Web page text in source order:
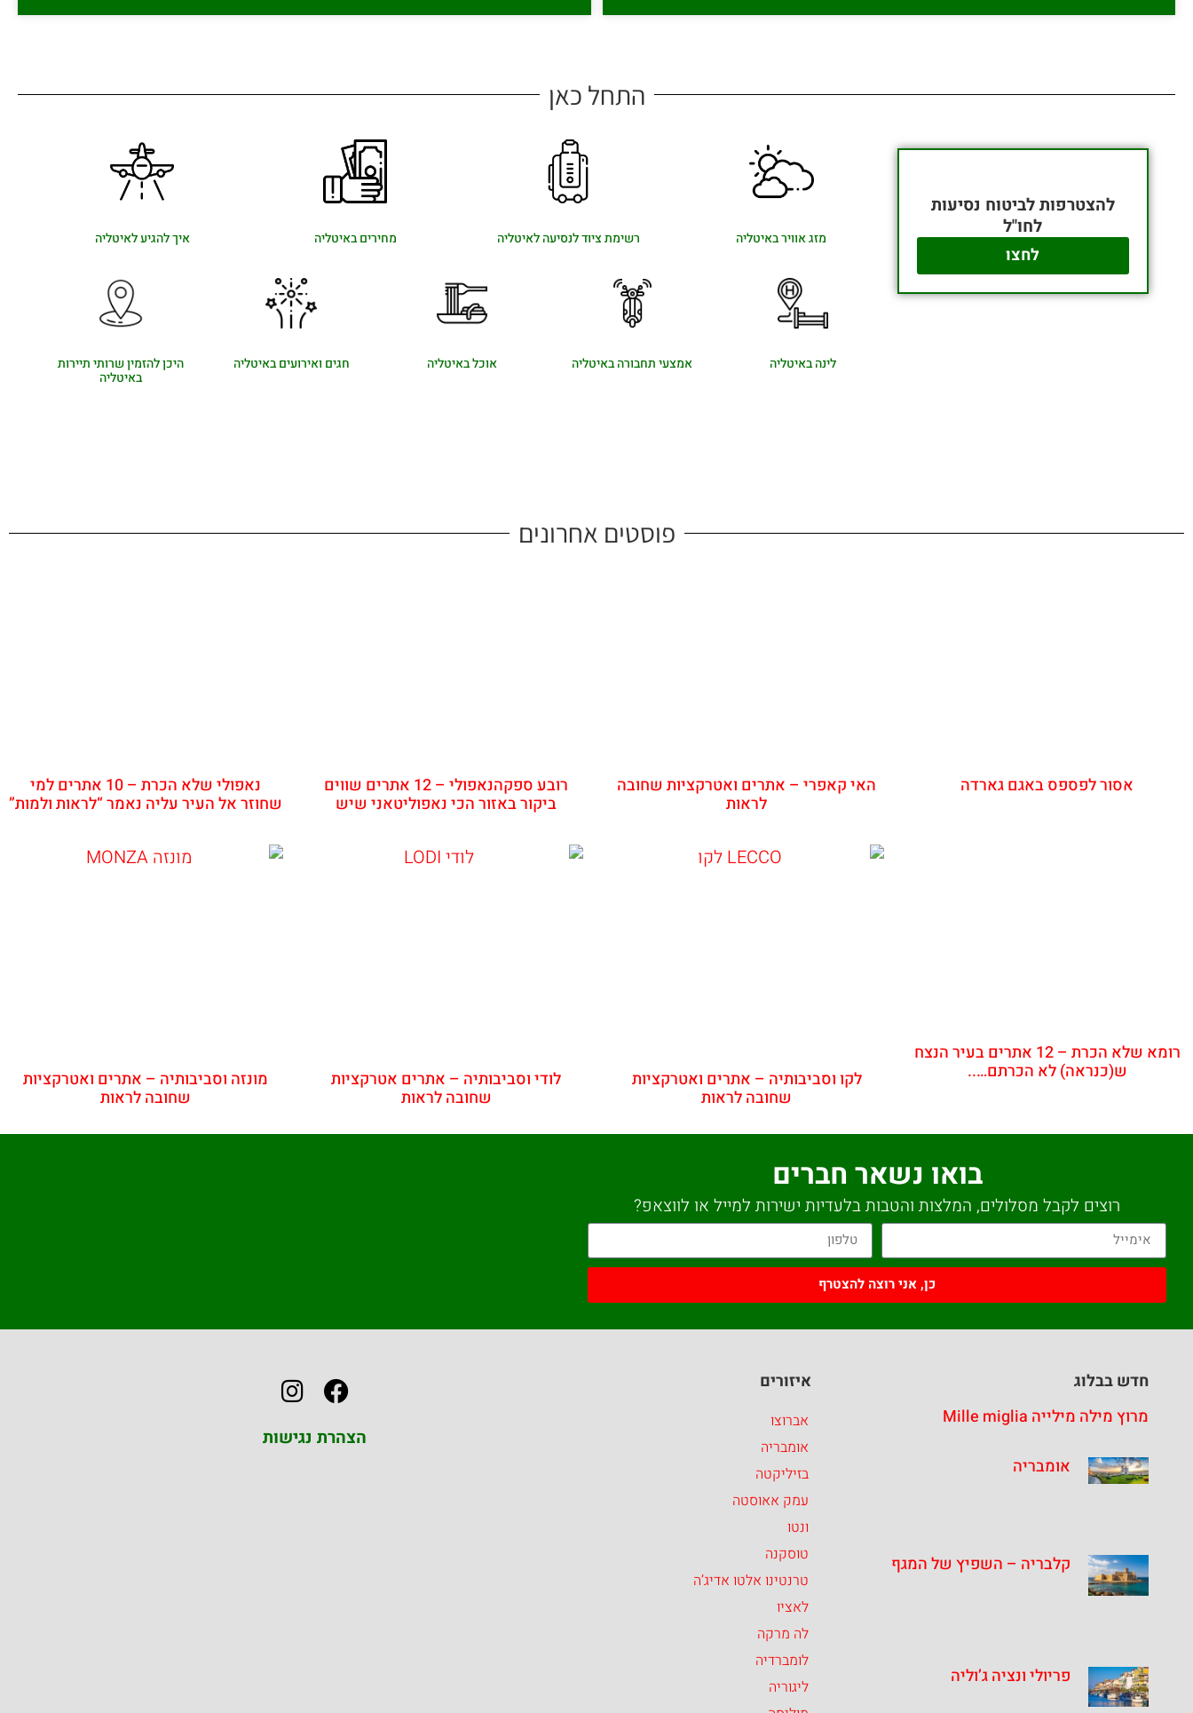
התחל כאן​
להצטרפות לביטוח נסיעות
לחו"ל
לחצו
מזג אוויר באיטליה רשימת ציוד לנסיעה לאיטליה מחירים באיטליה איך להגיע לאיטליה
לינה באיטליה אמצעי תחבורה באיטליה אוכל באיטליה חגים ואירועים באיטליה היכן להזמין שרותי תיירות
באיטליה
פוסטים אחרונים
אסור לפספס באגם גארדה האי קאפרי – אתרים ואטרקציות שחובה
לראות
רובע ספקהנאפולי – 12 אתרים שווים
ביקור באזור הכי נאפוליטאני שיש
נאפולי שלא הכרת – 10 אתרים למי
שחוזר אל העיר עליה נאמר “לראות ולמות”
רומא שלא הכרת – 12 אתרים בעיר הנצח
ש(כנראה) לא הכרתם….. לקו וסביבותיה – אתרים ואטרקציות
שחובה לראות
לודי וסביבותיה – אתרים אטרקציות
שחובה לראות
מונזה וסביבותיה – אתרים ואטרקציות
שחובה לראות
בואו נשאר חברים
רוצים לקבל מסלולים, המלצות והטבות בלעדיות ישירות למייל או לווצאפ?
כן, אני רוצה להצטרף
חדש בבלוג
מרוץ מילה מילייה Mille miglia
אומבריה
קלבריה – השפיץ של המגף
פריולי ונציה ג’וליה
איזורים
אברוצו
אומבריה
בזיליקטה
עמק אאוסטה
ונטו
טוסקנה
טרנטינו אלטו אדיג’ה
לאציו
לה מרקה
לומברדיה
ליגוריה
הצהרת נגישות